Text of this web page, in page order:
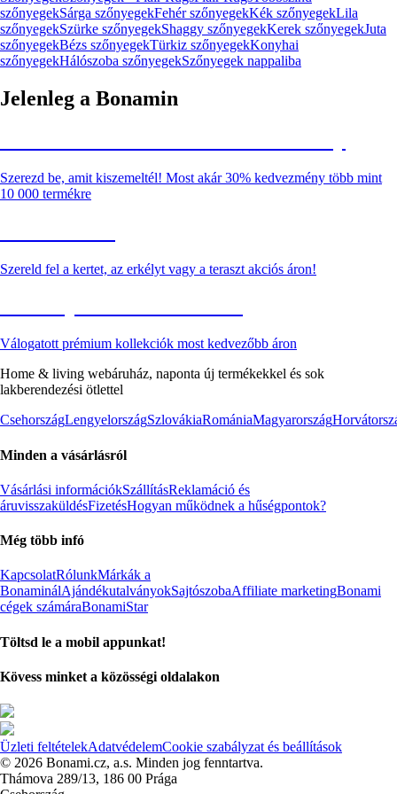
szőnyegekSárga szőnyegekFehér szőnyegekKék szőnyegekLila
szőnyegekSzürke szőnyegekShaggy szőnyegekKerek szőnyegekJuta
szőnyegekBézs szőnyegekTürkiz szőnyegekKonyhai
szőnyegekHálószoba szőnyegekSzőnyegek nappaliba
Jelenleg a Bonamin
Szerezd be, amit kiszemeltél! Most akár 30% kedvezmény több mint
10 000 termékre
Szereld fel a kertet, az erkélyt vagy a teraszt akciós áron!
Válogatott prémium kollekciók most kedvezőbb áron
Home & living webáruház, naponta új termékekkel és sok
lakberendezési ötlettel
CsehországLengyelországSzlovákiaRomániaMagyarország
Minden a vásárlásról
Vásárlási információkSzállításReklamáció és
áruvisszaküldésFizetésHogyan működnek a hűségpontok?
Még több infó
KapcsolatRólunkMárkák a
BonaminálAjándékutalványokSajtószobaAffiliate marketingBonami
cégek számáraBonamiStar
Töltsd le a mobil appunkat!
Kövess minket a közösségi oldalakon
Üzleti feltételekAdatvédelemCookie szabályzat és beállítások
© 2026 Bonami.cz, a.s. Minden jog fenntartva.
Thámova 289/13, 186 00 Prága